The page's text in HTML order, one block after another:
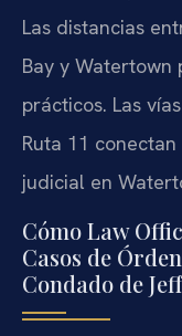
Las distancias
Bay y
prácticos. Las
Ruta 11
judicial en
Cómo Law
Casos de
Condado de